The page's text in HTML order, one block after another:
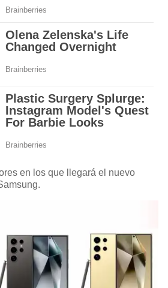
en los que llegará el nuevo